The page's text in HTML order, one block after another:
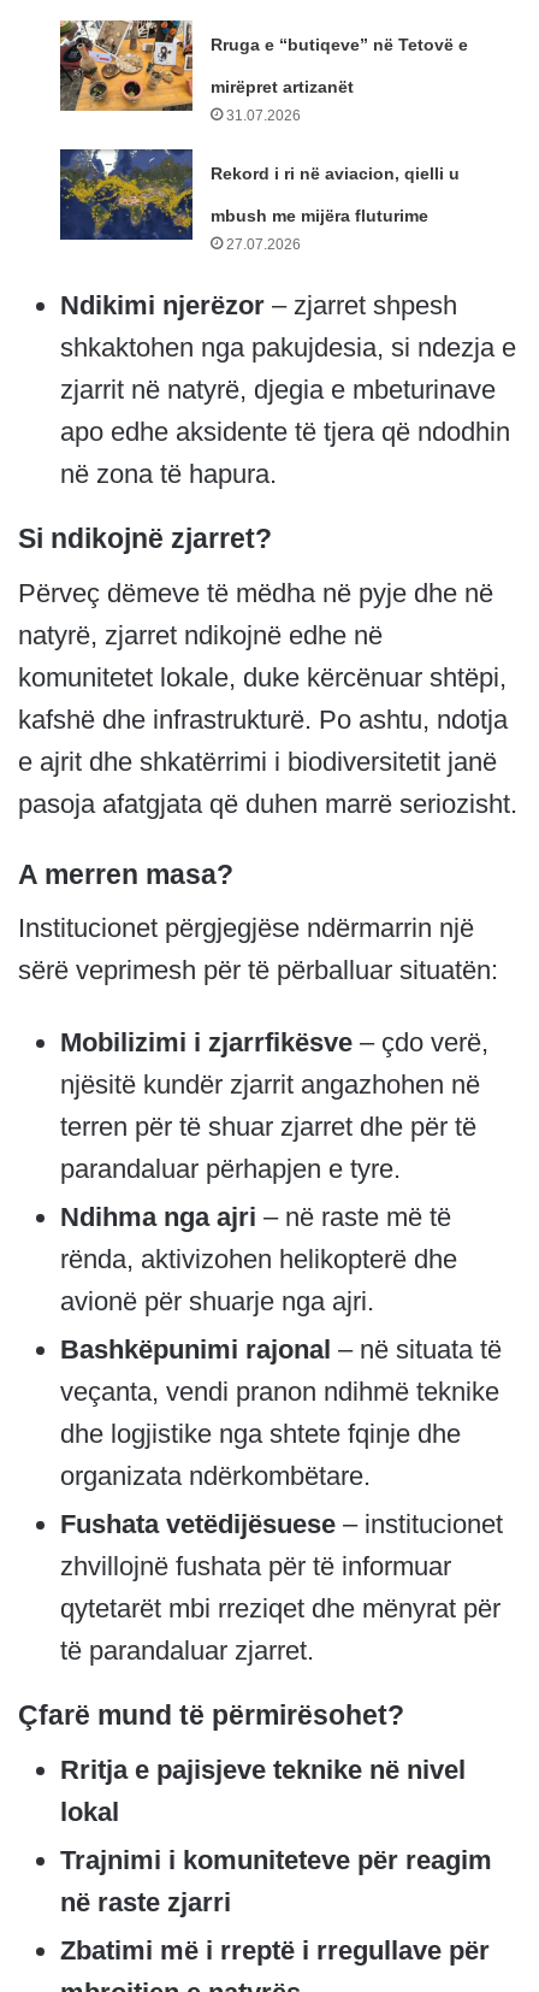
Rruga e “butiqeve” në Tetovë e
mirëpret artizanët
31.07.2026
Rekord i ri në aviacion, qielli u
mbush me mijëra fluturime
27.07.2026
Ndikimi njerëzor – zjarret shpesh
shkaktohen nga pakujdesia, si ndezja e
zjarrit në natyrë, djegia e mbeturinave
apo edhe aksidente të tjera që ndodhin
në zona të hapura.
Si ndikojnë zjarret?
Përveç dëmeve të mëdha në pyje dhe në
natyrë, zjarret ndikojnë edhe në
komunitetet lokale, duke kërcënuar shtëpi,
kafshë dhe infrastrukturë. Po ashtu, ndotja
e ajrit dhe shkatërrimi i biodiversitetit janë
pasoja afatgjata që duhen marrë seriozisht.
A merren masa?
Institucionet përgjegjëse ndërmarrin një
sërë veprimesh për të përballuar situatën:
Mobilizimi i zjarrfikësve – çdo verë,
njësitë kundër zjarrit angazhohen në
terren për të shuar zjarret dhe për të
parandaluar përhapjen e tyre.
Ndihma nga ajri – në raste më të
rënda, aktivizohen helikopterë dhe
avionë për shuarje nga ajri.
Bashkëpunimi rajonal – në situata të
veçanta, vendi pranon ndihmë teknike
dhe logjistike nga shtete fqinje dhe
organizata ndërkombëtare.
Fushata vetëdijësuese – institucionet
zhvillojnë fushata për të informuar
qytetarët mbi rreziqet dhe mënyrat për
të parandaluar zjarret.
Çfarë mund të përmirësohet?
Rritja e pajisjeve teknike në nivel
lokal
Trajnimi i komuniteteve për reagim
në raste zjarri
Zbatimi më i rreptë i rregullave për